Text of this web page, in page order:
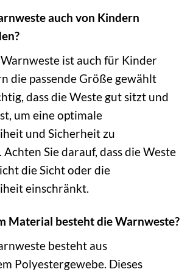
auch von Kindern
Warnweste ist auch für Kinder
die passende Größe gewählt
dass die Weste gut sitzt und
um eine optimale
und Sicherheit zu
Sie darauf, dass die Weste
die Sicht oder die
einschränkt.
Material besteht die Warnweste?
besteht aus
Polyestergewebe. Dieses